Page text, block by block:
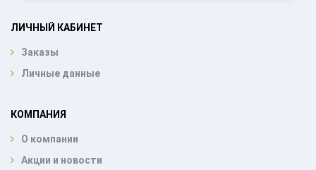
ЛИЧНЫЙ КАБИНЕТ
Заказы
Личные данные
КОМПАНИЯ
О компании
Акции и новости